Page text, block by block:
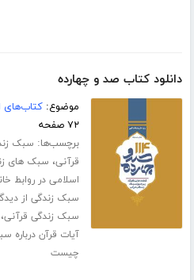
دانلود کتاب صد و چهارده
موضوع:کتاب‌های
۷۲ صفحه
برچسب‌ها: سبک
قرآنی، سبک های
اسلامی در روابط
سبک زندگی از
سبک زندگی قرآنی
آیات قرآن درباره
چیست